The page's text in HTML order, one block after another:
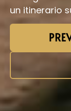
un itinerario